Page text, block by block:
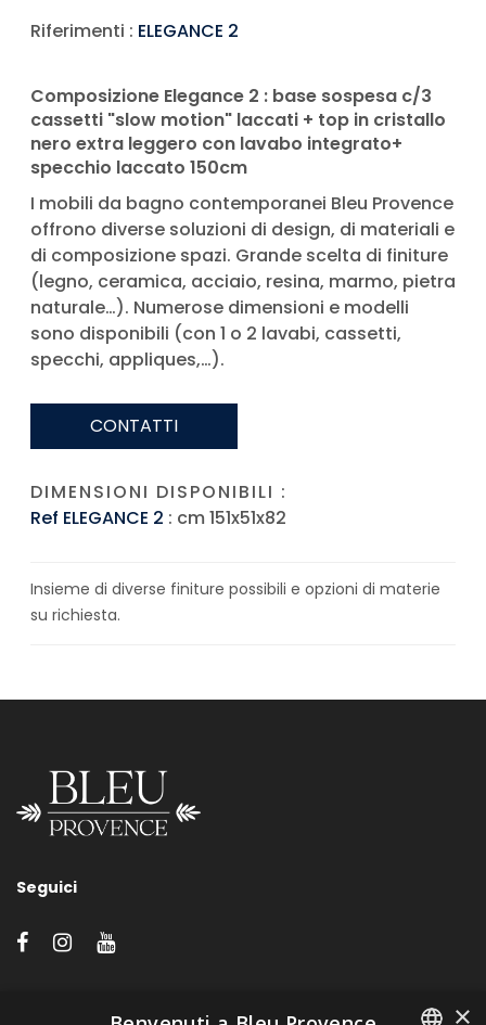
Riferimenti : ELEGANCE 2
Composizione Elegance 2 : base sospesa c/3
cassetti "slow motion" laccati + top in cristallo
nero extra leggero con lavabo integrato+
specchio laccato 150cm
I mobili da bagno contemporanei Bleu Provence
offrono diverse soluzioni di design, di materiali e
di composizione spazi. Grande scelta di finiture
(legno, ceramica, acciaio, resina, marmo, pietra
naturale…). Numerose dimensioni e modelli
sono disponibili (con 1 o 2 lavabi, cassetti,
specchi, appliques,…).
CONTATTI
DIMENSIONI DISPONIBILI :
Ref ELEGANCE 2 : cm 151x51x82
Insieme di diverse finiture possibili e opzioni di materie
su richiesta.
Seguici
×